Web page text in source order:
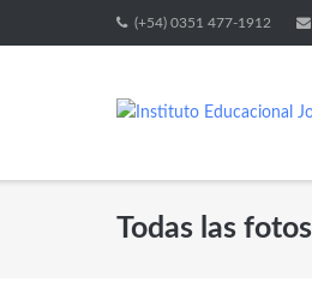
(+54) 0351 477-1912
Todas las